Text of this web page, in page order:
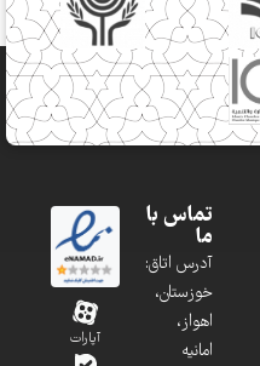
تماس با
ما
آدرس اتاق:
خوزستان،
اهواز،
امانیه
آپارات